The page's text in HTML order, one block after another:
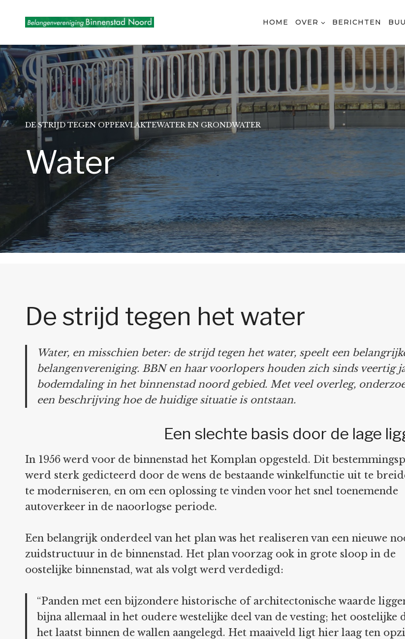
HOME OVER BERICHTEN
DE STRIJD TEGEN OPPERVLAKTEWATER EN GRONDWATER
Water
De strijd tegen het water
Water, en misschien beter: de strijd tegen het water, speelt een
belangenvereniging. BBN en haar voorlopers houden zich sinds veertig
bodemdaling in het binnenstad noord gebied. Met veel overleg,
een beschrijving hoe de huidige situatie is ontstaan.
Een slechte basis door de lage
In 1956 werd voor de binnenstad het Komplan opgesteld. Dit
werd sterk gedicteerd door de wens de bestaande winkelfunctie uit te
te moderniseren, en om een oplossing te vinden voor het snel toenemende
autoverkeer in de naoorlogse periode.
Een belangrijk onderdeel van het plan was het realiseren van een nieuwe
zuidstructuur in de binnenstad. Het plan voorzag ook in grote sloop in de
oostelijke binnenstad, wat als volgt werd verdedigd:
“Panden met een bijzondere historische of architectonische waarde
bijna allemaal in het oudere westelijke deel van de vesting; het oostelijke
het laatst binnen de wallen aangelegd. Het maaiveld ligt hier laag ten